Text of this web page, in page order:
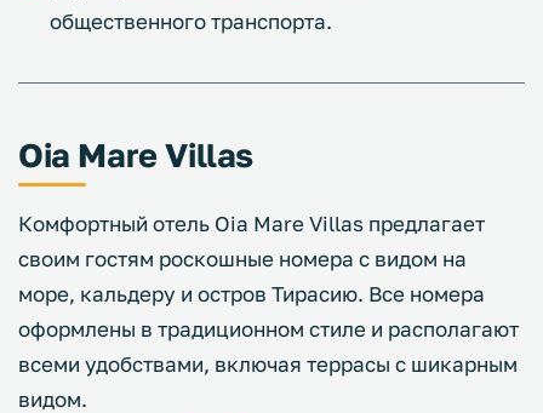
общественного транспорта.
Oia Mare Villas
Комфортный отель Oia Mare Villas предлагает
своим гостям роскошные номера с видом на
море, кальдеру и остров Тирасию. Все номера
оформлены в традиционном стиле и располагают
всеми удобствами, включая террасы с шикарным
видом.